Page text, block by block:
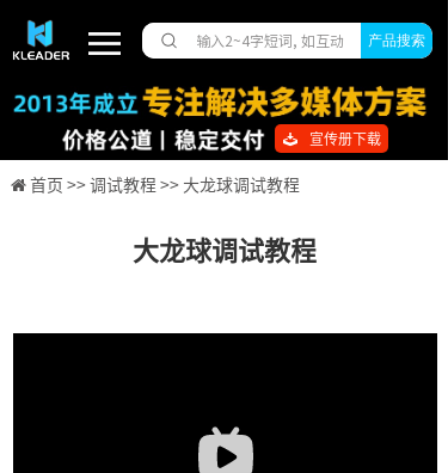
产品搜索
宣传册下载
大龙球调试教程
首页 >>调试教程 >> 大龙球调试教程